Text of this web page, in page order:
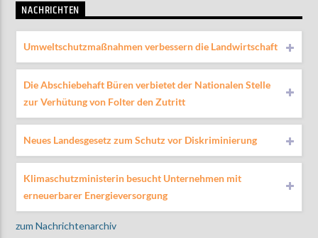
NACHRICHTEN
Umweltschutzmaßnahmen verbessern die Landwirtschaft
Die Abschiebehaft Büren verbietet der Nationalen Stelle
zur Verhütung von Folter den Zutritt
Neues Landesgesetz zum Schutz vor Diskriminierung
Klimaschutzministerin besucht Unternehmen mit
erneuerbarer Energieversorgung
zum Nachrichtenarchiv